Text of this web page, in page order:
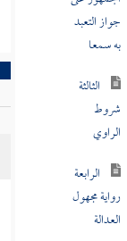
به سمعا
شروط
الراوي
الرابعة
رواية مجهول
العدالة